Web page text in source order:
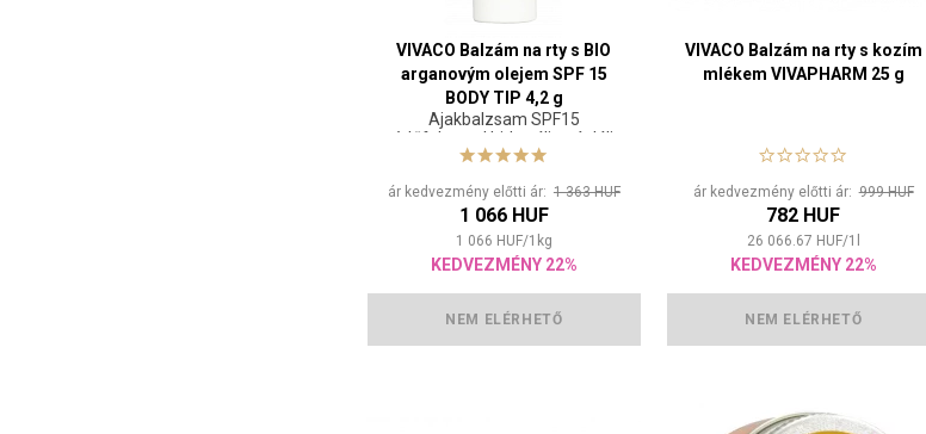
VIVACO Balzám na rty s BIO
arganovým olejem SPF 15
BODY TIP 4,2 g
Ajakbalzsam SPF15
védőfaktorral hidratálja, táplálja
és ápolja a kicserepesedett
ár kedvezmény előtti ár: 1 363 HUF
1 066 HUF
1 066 HUF/1 kg
KEDVEZMÉNY 22%
NEM ELÉRHETŐ
VIVACO Balzám na rty s kozím
mlékem VIVAPHARM 25 g
ár kedvezmény előtti ár:999 HUF
782 HUF
26 066.67 HUF/1
KEDVEZMÉNY 22%
NEM ELÉRHETŐ